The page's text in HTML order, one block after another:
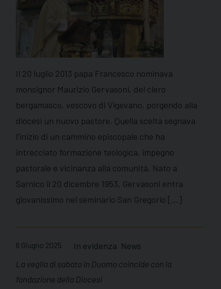
Il 20 luglio 2013 papa Francesco nominava
monsignor Maurizio Gervasoni, del clero
bergamasco, vescovo di Vigevano, porgendo alla
diocesi un nuovo pastore. Quella scelta segnava
l’inizio di un cammino episcopale che ha
intrecciato formazione teologica, impegno
pastorale e vicinanza alla comunità. Nato a
Sarnico il 20 dicembre 1953, Gervasoni entra
giovanissimo nel seminario San Gregorio […]
6 Giugno 2025 In evidenza News
La veglia di sabato in Duomo coincide con la
fondazione della Diocesi